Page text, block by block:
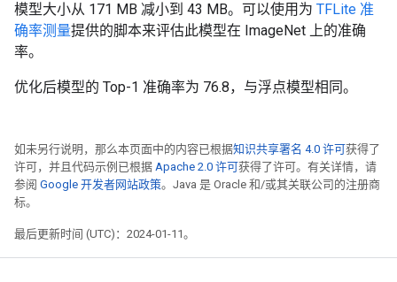
模型大小从 171 MB 减小到 43 MB。可以使用为 TFLite 准
确率测量提供的脚本来评估此模型在 ImageNet 上的准确
率。
优化后模型的 Top-1 准确率为 76.8，与浮点模型相同。
如未另行说明，那么本页面中的内容已根据知识共享署名 4.0 许可获得了
许可，并且代码示例已根据 Apache 2.0 许可获得了许可。有关详情，请
参阅 Google 开发者网站政策。Java 是 Oracle 和/或其关联公司的注册商
标。
最后更新时间 (UTC)：2024-01-11。